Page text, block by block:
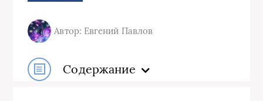
Автор: Евгений Павлов
Содержание